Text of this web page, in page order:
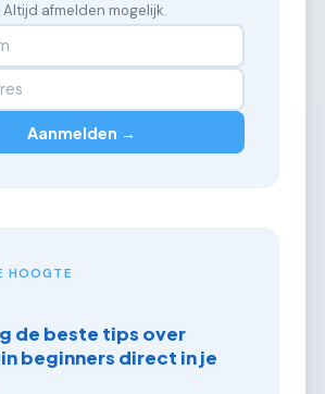
Altijd afmelden mogelijk.
Aanmelden →
HOOGTE
de beste tips over
beginners direct in je